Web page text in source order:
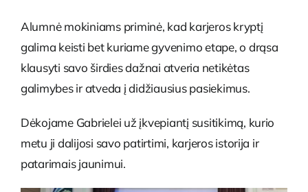
Alumnė mokiniams priminė, kad karjeros kryptį
galima keisti bet kuriame gyvenimo etape, o drąsa
klausyti savo širdies dažnai atveria netikėtas
galimybes ir atveda į didžiausius pasiekimus.
Dėkojame Gabrielei už įkvepiantį susitikimą, kurio
metu ji dalijosi savo patirtimi, karjeros istorija ir
patarimais jaunimui.